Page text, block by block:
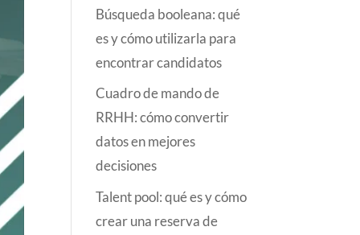
Búsqueda booleana: qué
es y cómo utilizarla para
encontrar candidatos
Cuadro de mando de
RRHH: cómo convertir
datos en mejores
decisiones
Talent pool: qué es y cómo
crear una reserva de